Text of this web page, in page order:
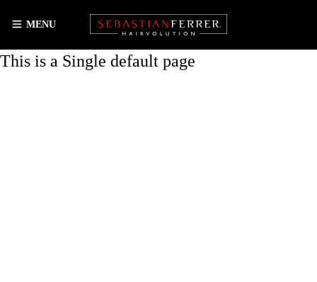
MENU
This is a Single default page